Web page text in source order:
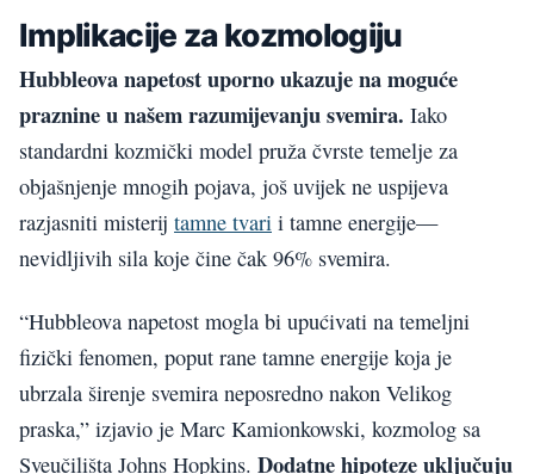
Implikacije za kozmologiju
Hubbleova napetost uporno ukazuje na moguće
praznine u našem razumijevanju svemira. Iako
standardni kozmički model pruža čvrste temelje za
objašnjenje mnogih pojava, još uvijek ne uspijeva
razjasniti misterij tamne tvari i tamne energije—
nevidljivih sila koje čine čak 96% svemira.
“Hubbleova napetost mogla bi upućivati na temeljni
fizički fenomen, poput rane tamne energije koja je
ubrzala širenje svemira neposredno nakon Velikog
praska,” izjavio je Marc Kamionkowski, kozmolog sa
Sveučilišta Johns Hopkins. Dodatne hipoteze uključuju